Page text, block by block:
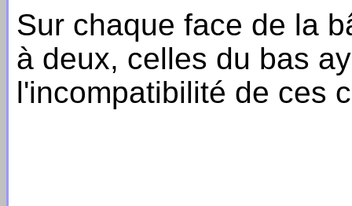
Sur chaque face de la
à deux, celles du bas
l'incompatibilité de ces